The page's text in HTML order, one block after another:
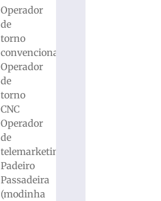
Operador
de
torno
convencional
Operador
de
torno
CNC
Operador
de
telemarketing
Padeiro
Passadeira
(modinha